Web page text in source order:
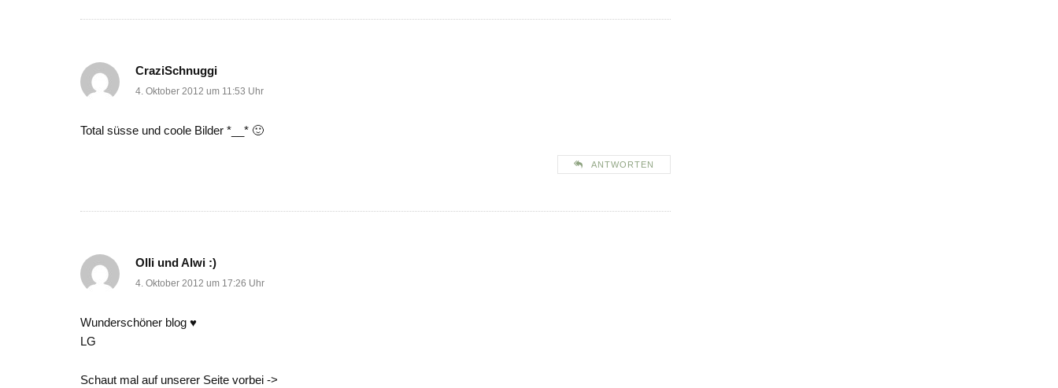
CraziSchnuggi
4. Oktober 2012 um 11:53 Uhr
Total süsse und coole Bilder *__* 🙂
ANTWORTEN
Olli und Alwi :)
4. Oktober 2012 um 17:26 Uhr
Wunderschöner blog ♥
LG
Schaut mal auf unserer Seite vorbei ->